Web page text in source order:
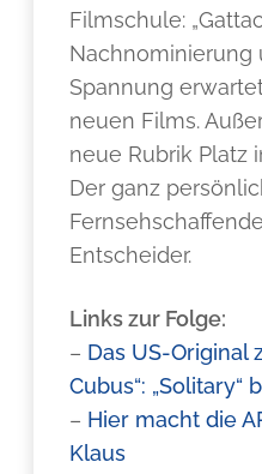
Filmschule:
Nachnominierung
Spannung
neuen Films.
neue Rubrik Platz
Der ganz
Entscheider.
Links zur Folge:
– Das US-Original
Cubus“: „Solitary“
– Hier macht die
Klaus